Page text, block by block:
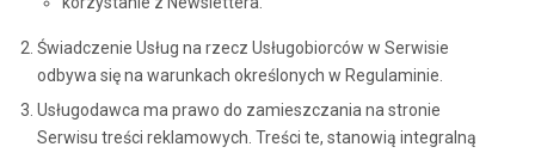
Świadczenie Usług na rzecz Usługobiorców w Serwisie
odbywa się na warunkach określonych w Regulaminie.
Usługodawca ma prawo do zamieszczania na stronie
Serwisu treści reklamowych. Treści te, stanowią integralną